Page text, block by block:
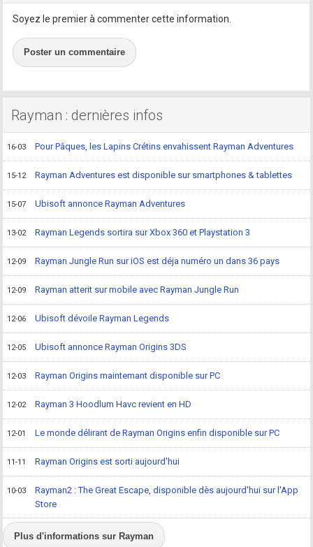
Soyez le premier à commenter cette information.
Poster un commentaire
Rayman : dernières infos
16-03 Pour Pâques, les Lapins Crétins envahissent Rayman Adventures
15-12 Rayman Adventures est disponible sur smartphones & tablettes
15-07 Ubisoft annonce Rayman Adventures
13-02 Rayman Legends sortira sur Xbox 360 et Playstation 3
12-09 Rayman Jungle Run sur iOS est déja numéro un dans 36 pays
12-09 Rayman atterit sur mobile avec Rayman Jungle Run
12-06 Ubisoft dévoile Rayman Legends
12-05 Ubisoft annonce Rayman Origins 3DS
12-03 Rayman Origins maintemant disponible sur PC
12-02 Rayman 3 Hoodlum Havc revient en HD
12-01 Le monde délirant de Rayman Origins enfin disponible sur PC
11-11 Rayman Origins est sorti aujourd'hui
10-03
Rayman2 : The Great Escape, disponible dès aujourd'hui sur l'App
Store
Plus d'informations sur Rayman